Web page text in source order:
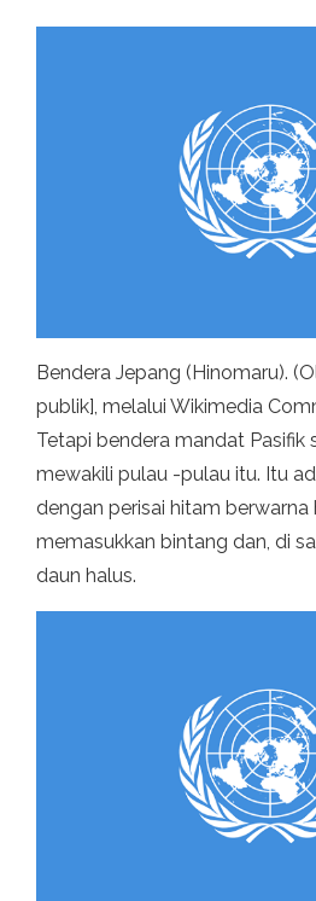
Bendera Jepang (Hinomaru).
publik], melalui Wikimedia
Tetapi bendera mandat Pasifik
mewakili pulau -pulau itu. Itu
dengan perisai hitam berwarna
memasukkan bintang dan, di
daun halus.